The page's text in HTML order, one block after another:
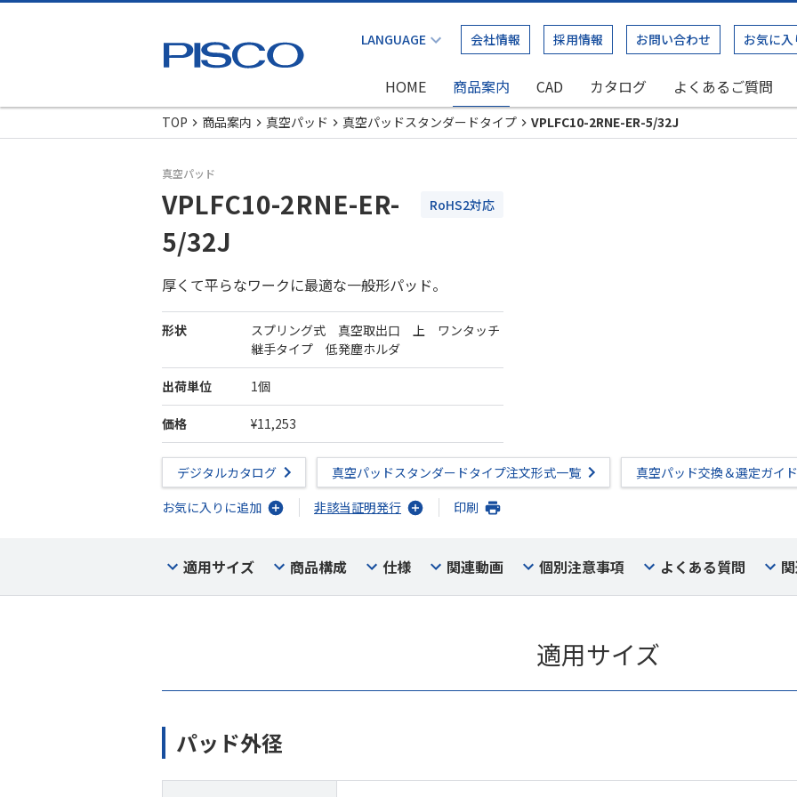
会社情報 採用情報 お問い合わせ お気に入
HOME 商品案内 CAD カタログ よくあるご質問
TOP
商品案内 真空パッド 真空パッドスタンダードタイプ VPLFC10-2RNE-ER-5/32J
真空パッド
VPLFC10-2RNE-ER-
5/32J
RoHS2対応
厚くて平らなワークに最適な一般形パッド。
形状
スプリング式 真空取出口 上 ワンタッチ
継手タイプ 低発塵ホルダ
出荷単位 1個
価格 ¥11,253
デジタルカタログ 真空パッドスタンダードタイプ注文形式一覧
真空パッド交換＆選定ガイド
お気に入りに追加
非該当証明発行 印刷
適用サイズ 商品構成 仕様 関連動画 個別注意事項 よくある質問
適用サイズ
パッド外径